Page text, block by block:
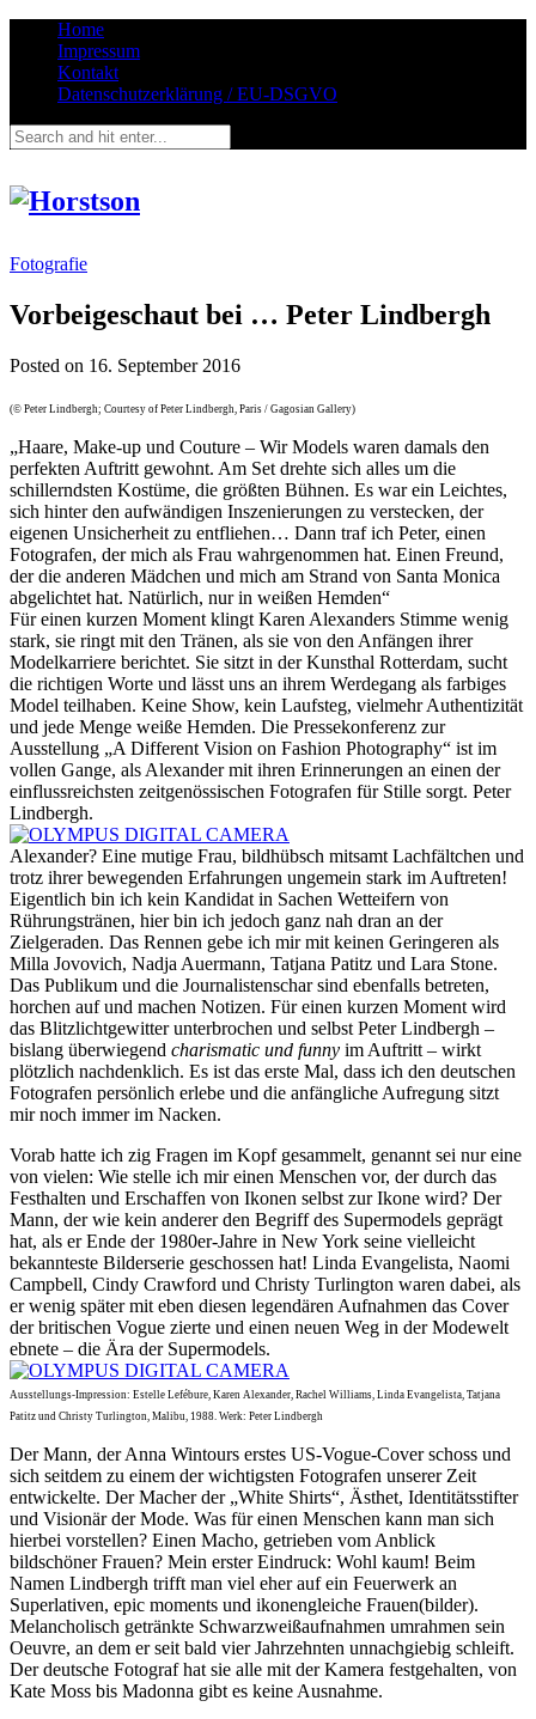
Home
Impressum
Kontakt
Datenschutzerklärung / EU-DSGVO
Fotografie
Vorbeigeschaut bei … Peter Lindbergh
Posted on 16. September 2016
(© Peter Lindbergh; Courtesy of Peter Lindbergh, Paris / Gagosian Gallery)
„Haare, Make-up und Couture – Wir Models waren damals den
perfekten Auftritt gewohnt. Am Set drehte sich alles um die
schillerndsten Kostüme, die größten Bühnen. Es war ein Leichtes,
sich hinter den aufwändigen Inszenierungen zu verstecken, der
eigenen Unsicherheit zu entfliehen… Dann traf ich Peter, einen
Fotografen, der mich als Frau wahrgenommen hat. Einen Freund,
der die anderen Mädchen und mich am Strand von Santa Monica
abgelichtet hat. Natürlich, nur in weißen Hemden“
Für einen kurzen Moment klingt Karen Alexanders Stimme wenig
stark, sie ringt mit den Tränen, als sie von den Anfängen ihrer
Modelkarriere berichtet. Sie sitzt in der Kunsthal Rotterdam, sucht
die richtigen Worte und lässt uns an ihrem Werdegang als farbiges
Model teilhaben. Keine Show, kein Laufsteg, vielmehr Authentizität
und jede Menge weiße Hemden. Die Pressekonferenz zur
Ausstellung „A Different Vision on Fashion Photography“ ist im
vollen Gange, als Alexander mit ihren Erinnerungen an einen der
einflussreichsten zeitgenössischen Fotografen für Stille sorgt. Peter
Lindbergh.
Alexander? Eine mutige Frau, bildhübsch mitsamt Lachfältchen und
trotz ihrer bewegenden Erfahrungen ungemein stark im Auftreten!
Eigentlich bin ich kein Kandidat in Sachen Wetteifern von
Rührungstränen, hier bin ich jedoch ganz nah dran an der
Zielgeraden. Das Rennen gebe ich mir mit keinen Geringeren als
Milla Jovovich, Nadja Auermann, Tatjana Patitz und Lara Stone.
Das Publikum und die Journalistenschar sind ebenfalls betreten,
horchen auf und machen Notizen. Für einen kurzen Moment wird
das Blitzlichtgewitter unterbrochen und selbst Peter Lindbergh –
bislang überwiegend charismatic und funny im Auftritt – wirkt
plötzlich nachdenklich. Es ist das erste Mal, dass ich den deutschen
Fotografen persönlich erlebe und die anfängliche Aufregung sitzt
mir noch immer im Nacken.
Vorab hatte ich zig Fragen im Kopf gesammelt, genannt sei nur eine
von vielen: Wie stelle ich mir einen Menschen vor, der durch das
Festhalten und Erschaffen von Ikonen selbst zur Ikone wird? Der
Mann, der wie kein anderer den Begriff des Supermodels geprägt
hat, als er Ende der 1980er-Jahre in New York seine vielleicht
bekannteste Bilderserie geschossen hat! Linda Evangelista, Naomi
Campbell, Cindy Crawford und Christy Turlington waren dabei, als
er wenig später mit eben diesen legendären Aufnahmen das Cover
der britischen Vogue zierte und einen neuen Weg in der Modewelt
ebnete – die Ära der Supermodels.
Ausstellungs-Impression: Estelle Lefébure, Karen Alexander, Rachel Williams, Linda Evangelista, Tatjana
Patitz und Christy Turlington, Malibu, 1988. Werk: Peter Lindbergh
Der Mann, der Anna Wintours erstes US-Vogue-Cover schoss und
sich seitdem zu einem der wichtigsten Fotografen unserer Zeit
entwickelte. Der Macher der „White Shirts“, Ästhet, Identitätsstifter
und Visionär der Mode. Was für einen Menschen kann man sich
hierbei vorstellen? Einen Macho, getrieben vom Anblick
bildschöner Frauen? Mein erster Eindruck: Wohl kaum! Beim
Namen Lindbergh trifft man viel eher auf ein Feuerwerk an
Superlativen, epic moments und ikonengleiche Frauen(bilder).
Melancholisch getränkte Schwarzweißaufnahmen umrahmen sein
Oeuvre, an dem er seit bald vier Jahrzehnten unnachgiebig schleift.
Der deutsche Fotograf hat sie alle mit der Kamera festgehalten, von
Kate Moss bis Madonna gibt es keine Ausnahme.